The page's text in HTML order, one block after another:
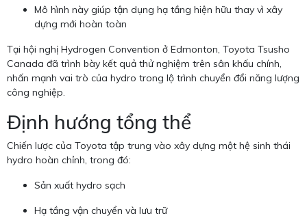
Mô hình này giúp tận dụng hạ tầng hiện hữu thay vì xây
dựng mới hoàn toàn
Tại hội nghị Hydrogen Convention ở Edmonton, Toyota Tsusho
Canada đã trình bày kết quả thử nghiệm trên sân khấu chính,
nhấn mạnh vai trò của hydro trong lộ trình chuyển đổi năng lượng
công nghiệp.
Định hướng tổng thể
Chiến lược của Toyota tập trung vào xây dựng một hệ sinh thái
hydro hoàn chỉnh, trong đó:
Sản xuất hydro sạch
Hạ tầng vận chuyển và lưu trữ